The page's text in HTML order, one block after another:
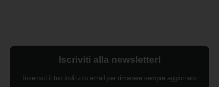
Iscriviti alla newsletter!
Inserisci il tuo indirizzo email per rimanere sempre aggiornato